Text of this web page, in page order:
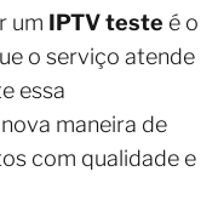
um IPTV teste é o
o serviço atende
essa
maneira de
com qualidade e